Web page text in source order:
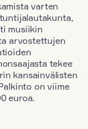
varten
musiikin
arvostettujen
tekee
kansainvälisten
on viime
euroa.